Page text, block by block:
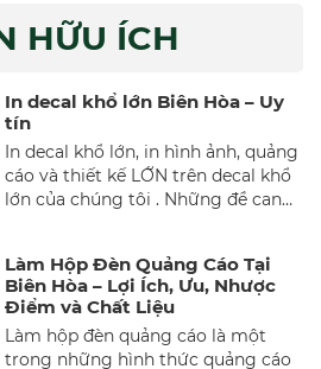
HỮU ÍCH
In decal khổ lớn Biên Hòa – Uy
tín
In decal khổ lớn, in hình ảnh, quảng
cáo và thiết kế LỚN trên decal khổ
lớn của chúng tôi . Những đề can
và là sản phẩm yêu thích của các
doanh nghiệp muốn che đậy hoặc
cập nhật bảng hiệu hiện có của
họ. Đề can màu trắng khổ lớn có
Làm Hộp Đèn Quảng Cáo Tại
Biên Hòa – Lợi Ích, Ưu, Nhược
Điểm và Chất Liệu
Làm hộp đèn quảng cáo là một
trong những hình thức quảng cáo